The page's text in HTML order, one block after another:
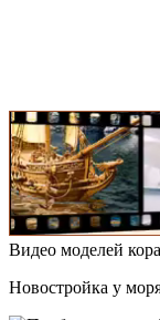
Видео моделей
Новостройка у